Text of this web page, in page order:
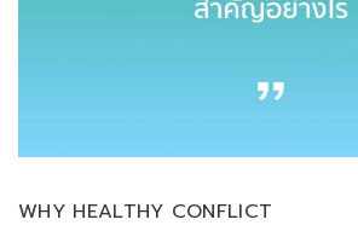
WHY HEALTHY CONFLICT